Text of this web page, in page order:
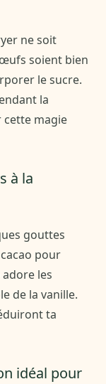
ne soit
soient bien
le sucre.
la
cette magie
à la
gouttes
pour
les
de la vanille.
ta
idéal pour